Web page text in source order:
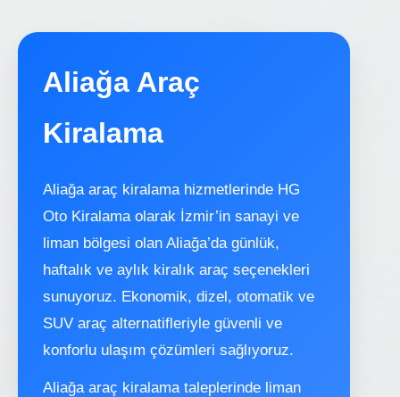
Aliağa Araç
Kiralama
Aliağa araç kiralama hizmetlerinde HG
Oto Kiralama olarak İzmir’in sanayi ve
liman bölgesi olan Aliağa’da günlük,
haftalık ve aylık kiralık araç seçenekleri
sunuyoruz. Ekonomik, dizel, otomatik ve
SUV araç alternatifleriyle güvenli ve
konforlu ulaşım çözümleri sağlıyoruz.
Aliağa araç kiralama taleplerinde liman